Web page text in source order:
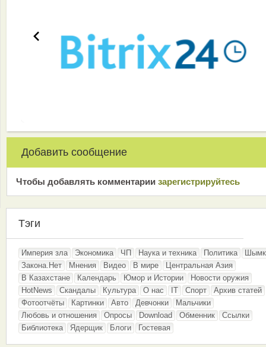
Добавить сообщение
Чтобы добавлять комментарии зарeгиcтрирyйтeсь
Тэги
Империя зла Экономика ЧП Наука и техника Политика
Закона.Нет
Мнения Видео В мире
Центральная Азия
В Казахстане
Календарь Юмор и Истории
Новости оружия
HotNews
Скандалы Культура О нас IT Спорт
Архив статей
Фотоотчёты
Картинки Авто Девчонки
Мальчики
Любовь и отношения
Опросы Download Обменник
Ссылки
Библиотека
Ядерщик Блоги Гостевая